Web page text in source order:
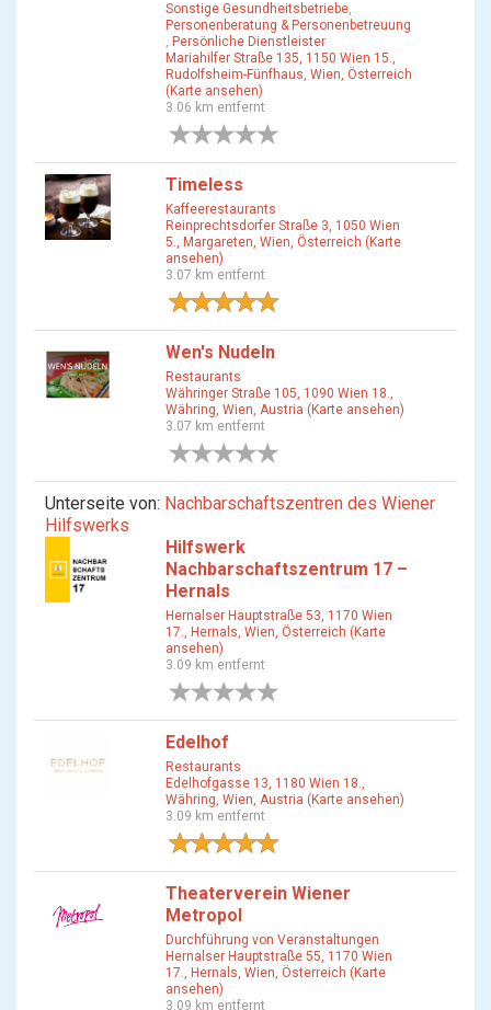
Sonstige Gesundheitsbetriebe,
Personenberatung & Personenbetreuung
, Persönliche Dienstleister
Mariahilfer Straße 135, 1150 Wien 15.,
Rudolfsheim-Fünfhaus, Wien, Österreich
(Karte ansehen)
3.06 km entfernt
Timeless
Kaffeerestaurants
Reinprechtsdorfer Straße 3, 1050 Wien
5., Margareten, Wien, Österreich (Karte
ansehen)
3.07 km entfernt
Wen's Nudeln
Restaurants
Währinger Straße 105, 1090 Wien 18.,
Währing, Wien, Austria (Karte ansehen)
3.07 km entfernt
Unterseite von: Nachbarschaftszentren des Wiener
Hilfswerks
Hilfswerk
Nachbarschaftszentrum 17 –
Hernals
Hernalser Hauptstraße 53, 1170 Wien
17., Hernals, Wien, Österreich (Karte
ansehen)
3.09 km entfernt
Edelhof
Restaurants
Edelhofgasse 13, 1180 Wien 18.,
Währing, Wien, Austria (Karte ansehen)
3.09 km entfernt
Theaterverein Wiener
Metropol
Durchführung von Veranstaltungen
Hernalser Hauptstraße 55, 1170 Wien
17., Hernals, Wien, Österreich (Karte
ansehen)
3.09 km entfernt